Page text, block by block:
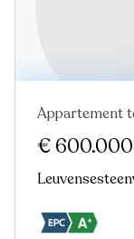
Appartement
€ 600.000